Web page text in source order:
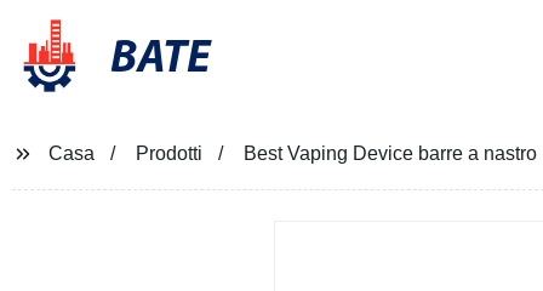
BATE
Casa Prodotti Best Vaping Device barre a